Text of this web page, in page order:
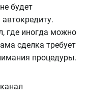
будет
где иногда можно
сделка требует
процедуры.